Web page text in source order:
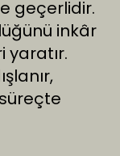
geçerlidir.
inkâr
yaratır.